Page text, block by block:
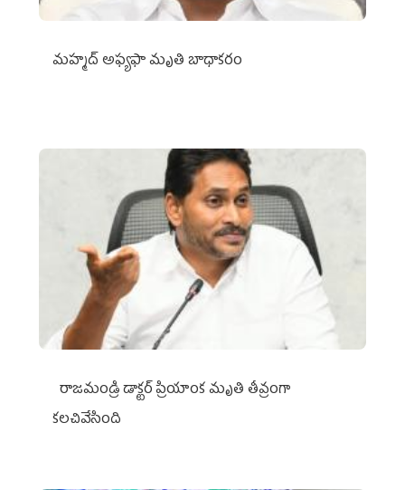
మహ్మద్‌ అఫ్యఫా మృతి బాధాకరం
రాజమండ్రి డాక్టర్‌ ప్రియాంక మృతి తీవ్రంగా
కలచివేసింది